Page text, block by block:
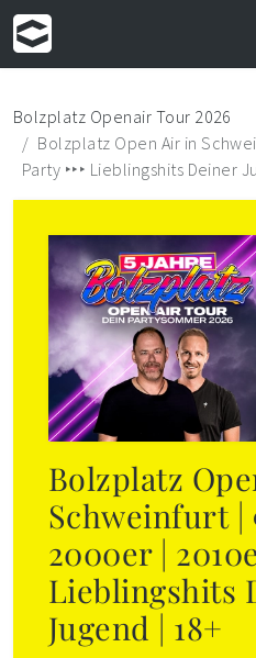
Bolzplatz Openair Tour 2026
Bolzplatz Open Air in
Party ‣‣‣ Lieblingshits Deiner
Bolzplatz
Schweinfurt |
2000er |
Lieblingshits
Jugend | 18+